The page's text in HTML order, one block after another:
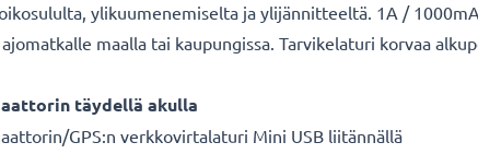
ylikuumenemiselta ja ylijännitteeltä. 1A /
maalla tai kaupungissa. Tarvikelaturi korvaa
täydellä akulla
GPS:n verkkovirtalaturi Mini USB liitännällä